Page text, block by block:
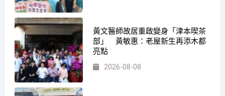
黃文醫師故居重啟變身「津本喫茶
部」 黃敏惠：老屋新生再添木都
亮點
2026-08-08